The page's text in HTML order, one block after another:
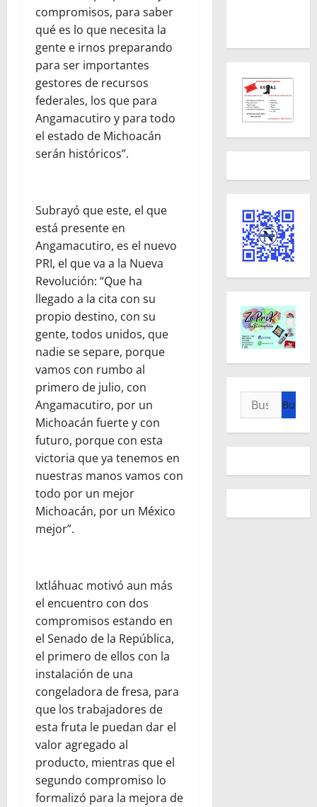
compromisos, para saber
qué es lo que necesita la
gente e irnos preparando
para ser importantes
gestores de recursos
federales, los que para
Angamacutiro y para todo
el estado de Michoacán
serán históricos”.
Subrayó que este, el que
está presente en
Angamacutiro, es el nuevo
PRI, el que va a la Nueva
Revolución: “Que ha
llegado a la cita con su
propio destino, con su
gente, todos unidos, que
nadie se separe, porque
vamos con rumbo al
primero de julio, con
Angamacutiro, por un
Michoacán fuerte y con
futuro, porque con esta
victoria que ya tenemos en
nuestras manos vamos con
todo por un mejor
Michoacán, por un México
mejor”.
Ixtláhuac motivó aun más
el encuentro con dos
compromisos estando en
el Senado de la República,
el primero de ellos con la
instalación de una
congeladora de fresa, para
que los trabajadores de
esta fruta le puedan dar el
valor agregado al
producto, mientras que el
segundo compromiso lo
formalizó para la mejora de
Buscar: